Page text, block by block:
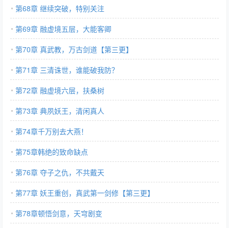
第68章 继续突破，特别关注
第69章 融虚境五层，大能客卿
第70章 真武教，万古剑道【第三更】
第71章 三清诛世，谁能破我防？
第72章 融虚境六层，扶桑树
第73章 典夙妖王，清闲真人
第74章千万别去大燕！
第75章韩绝的致命缺点
第76章 夺子之仇，不共戴天
第77章 妖王重创，真武第一剑修【第三更】
第78章顿悟剑意，天穹剧变